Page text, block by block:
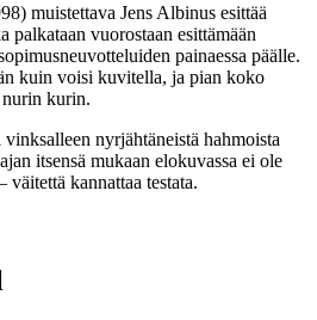
muistettava Jens Albinus esittää
palkataan vuorostaan esittämään
painaessa päälle.
kuin voisi kuvitella, ja pian koko
nurin kurin.
nyrjähtäneistä hahmoista
itsensä mukaan elokuvassa ei ole
väitettä kannattaa testata.